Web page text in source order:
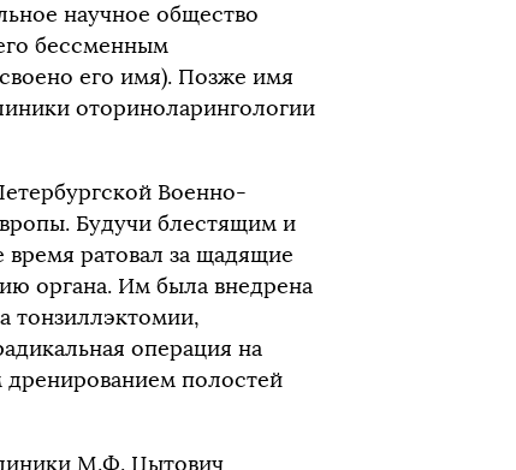
научное общество
бессменным
его имя). Позже имя
оториноларингологии
Военно-
Будучи блестящим и
ратовал за щадящие
органа. Им была внедрена
тонзиллэктомии,
операция на
полостей
М.Ф. Цытович